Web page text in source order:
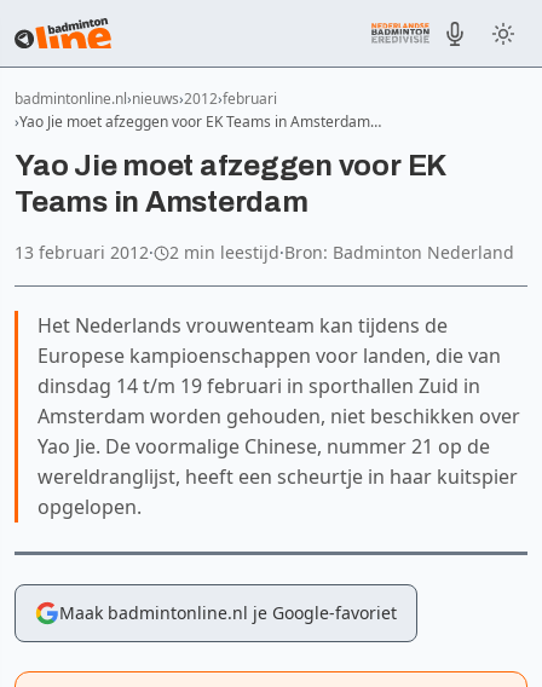
badmintonline.nl nieuws 2012 februari
Yao Jie moet afzeggen voor EK Teams in Amsterdam…
Yao Jie moet afzeggen voor EK
Teams in Amsterdam
13 februari 2012· 2 min leestijd·Bron: Badminton Nederland
Het Nederlands vrouwenteam kan tijdens de
Europese kampioenschappen voor landen, die van
dinsdag 14 t/m 19 februari in sporthallen Zuid in
Amsterdam worden gehouden, niet beschikken over
Yao Jie. De voormalige Chinese, nummer 21 op de
wereldranglijst, heeft een scheurtje in haar kuitspier
opgelopen.
Maak badmintonline.nl je Google-favoriet